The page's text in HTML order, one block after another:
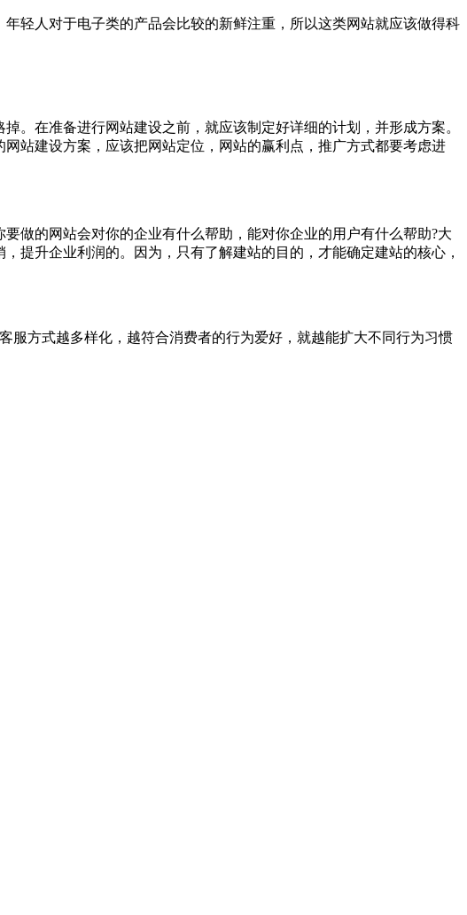
轻人对于电子类的产品会比较的新鲜注重，所以这类网站就应该做得科
。在准备进行网站建设之前，就应该制定好详细的计划，并形成方案。
站建设方案，应该把网站定位，网站的赢利点，推广方式都要考虑进
做的网站会对你的企业有什么帮助，能对你企业的用户有什么帮助?大
提升企业利润的。因为，只有了解建站的目的，才能确定建站的核心，
服方式越多样化，越符合消费者的行为爱好，就越能扩大不同行为习惯